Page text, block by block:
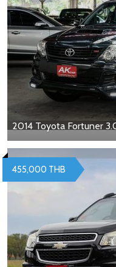
2014 Toyota Fortuner
455,000 THB